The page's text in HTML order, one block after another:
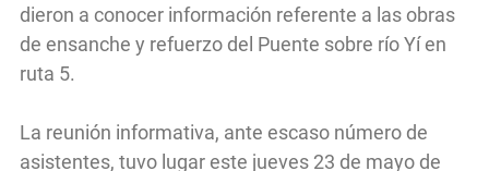
dieron a conocer información referente a las obras
de ensanche y refuerzo del Puente sobre río Yí en
ruta 5.
La reunión informativa, ante escaso número de
asistentes, tuvo lugar este jueves 23 de mayo de